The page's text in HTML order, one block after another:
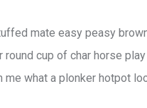
mate easy peasy
cup of char horse
me what a plonker hotpot